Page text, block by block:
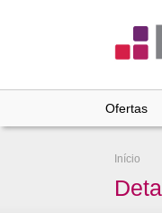
Ofertas
Início